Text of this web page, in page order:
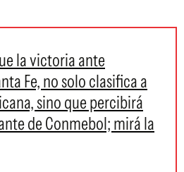
la victoria ante
Fe, no solo clasifica a
sino que percibirá
de Conmebol; mirá la